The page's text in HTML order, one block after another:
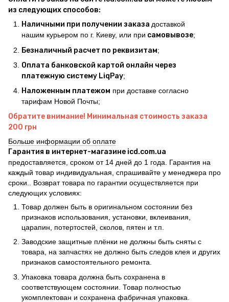
из следующих способов:
Наличными при получении заказа доставкой
нашим курьером по г. Киеву, или при самовывозе;
Безналичный расчет по реквизитам;
Оплата банковской картой онлайн через
платежную систему LiqPay;
Наложенным платежом при доставке согласно
тарифам Новой Почты;
Обратите внимание! Минимальная стоимость заказа
200 грн
Больше информации об оплате
Гарантия в интернет-магазине icd.com.ua
предоставляется, сроком от 14 дней до 1 года. Гарантия на
каждый товар индивидуальная, спрашивайте у менеджера про
сроки.. Возврат товара по гарантии осуществляется при
следующих условиях:
Товар должен быть в оригинальном состоянии без
признаков использования, установки, вклеивания,
царапин, потертостей, сколов, пятен и т.п.
Заводские защитные плёнки не должны быть сняты с
товара, на запчастях не должно быть следов клея и других
признаков самостоятельного ремонта.
Упаковка товара должна быть сохранена в
соответствующем состоянии. Товар полностью
укомплектован и сохранена фабричная упаковка.